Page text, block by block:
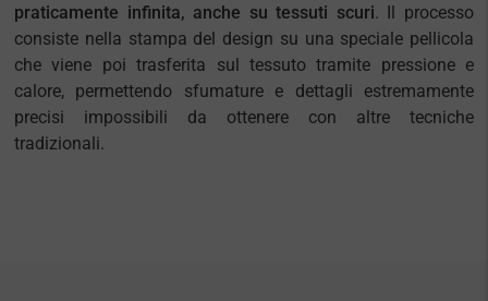
praticamente infinita, anche su tessuti scuri. Il processo
consiste nella stampa del design su una speciale pellicola
che viene poi trasferita sul tessuto tramite pressione e
calore, permettendo sfumature e dettagli estremamente
precisi impossibili da ottenere con altre tecniche
tradizionali.